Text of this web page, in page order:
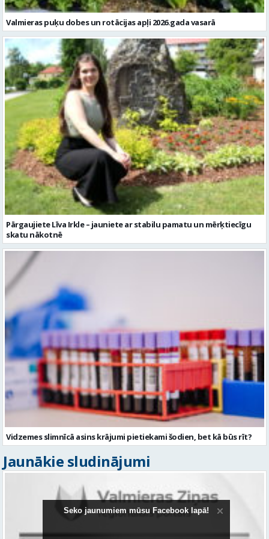
Pārgaujiete Līva Irkle – jauniete ar stabilu pamatu un mērķtiecīgu
skatu nākotnē
Vidzemes slimnīcā asins krājumi pietiekami šodien, bet kā būs rīt?
Jaunākie sludinājumi
Seko jaunumiem mūsu Facebook lapā!